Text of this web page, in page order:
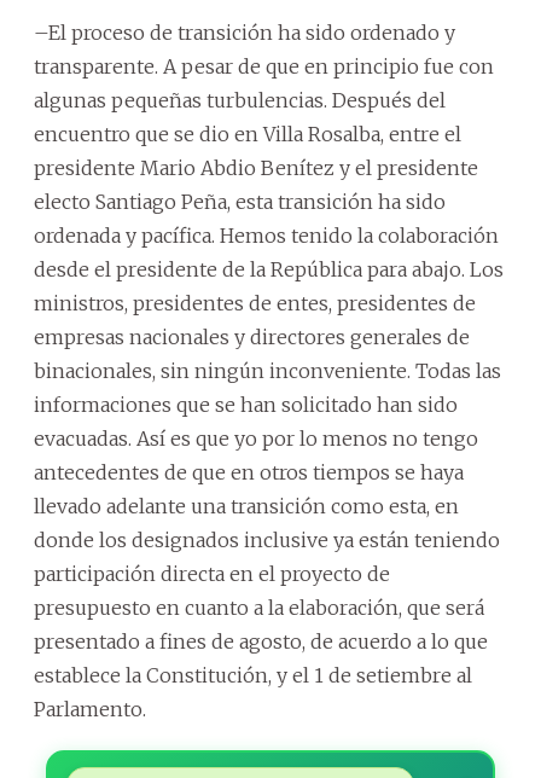
–El proceso de transición ha sido ordenado y
transparente. A pesar de que en principio fue con
algunas pequeñas turbulencias. Después del
encuentro que se dio en Villa Rosalba, entre el
presidente Mario Abdio Benítez y el presidente
electo Santiago Peña, esta transición ha sido
ordenada y pacífica. Hemos tenido la colaboración
desde el presidente de la República para abajo. Los
ministros, presidentes de entes, presidentes de
empresas nacionales y directores generales de
binacionales, sin ningún inconveniente. Todas las
informaciones que se han solicitado han sido
evacuadas. Así es que yo por lo menos no tengo
antecedentes de que en otros tiempos se haya
llevado adelante una transición como esta, en
donde los designados inclusive ya están teniendo
participación directa en el proyecto de
presupuesto en cuanto a la elaboración, que será
presentado a fines de agosto, de acuerdo a lo que
establece la Constitución, y el 1 de setiembre al
Parlamento.